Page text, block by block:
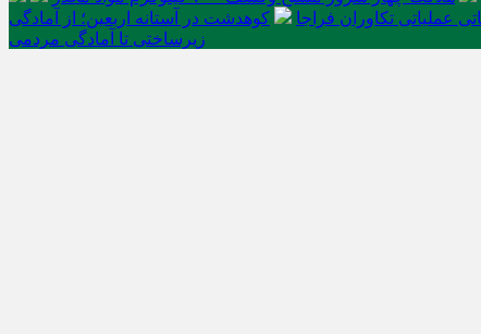
عملیاتی تکاوران فراجا
کوهدشت در آستانه اربعین؛ از آمادگی
زیرساختی تا آمادگی مردمی